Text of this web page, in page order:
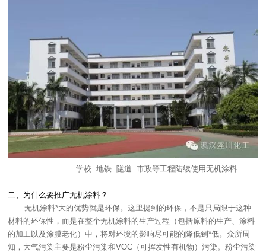
学校 地铁 隧道 市政等工程陆续使用无机涂料
二、为什么要推广无机涂料？
无机涂料*大的优势就是环保。这里提到的环保，不是只局限于这种
材料的环保性，而是在整个无机涂料的生产过程（包括原料的生产、涂料
的加工以及涂膜老化）中，将对环境的影响尽可能的降低到*低。众所周
知，大气污染主要是粉尘污染和VOC（可挥发性有机物）污染。粉尘污染